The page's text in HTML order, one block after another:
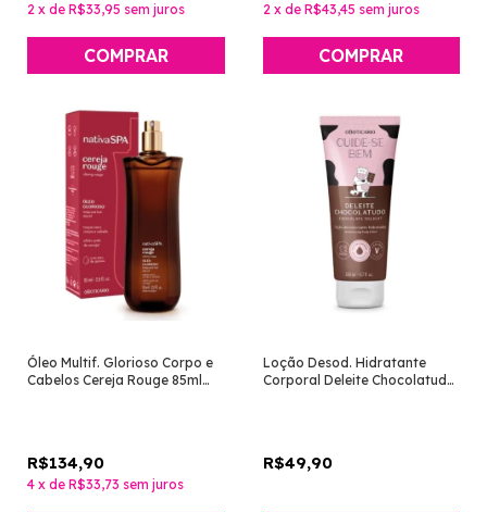
2 x de R$33,95 sem juros 2 x de R$43,45 sem juros
Óleo Multif. Glorioso Corpo e
Cabelos Cereja Rouge 85ml
R$134,90
4 x de R$33,73 sem juros
Loção Desod. Hidratante
Corporal Deleite Chocolatudo
R$49,90